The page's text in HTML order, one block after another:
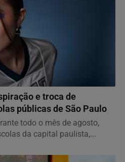
e troca de
públicas de São Paulo
todo o mês de agosto,
da capital paulista,...